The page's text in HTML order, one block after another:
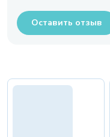
Оставить отзыв